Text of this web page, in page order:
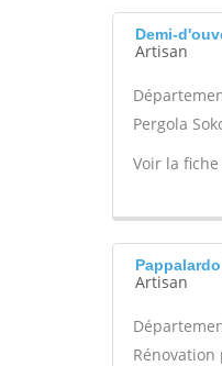
Demi-
Artisan
Pergola
Voir la
Artisan